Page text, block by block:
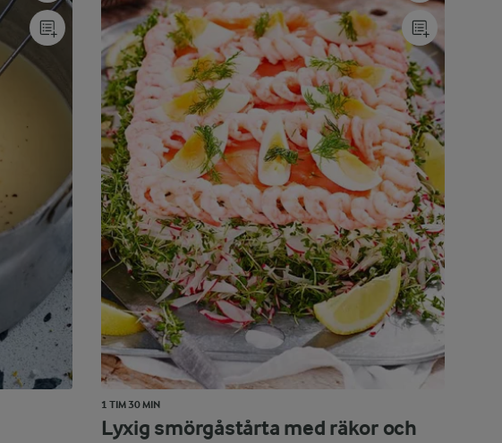
1 TIM 30 MIN
Lyxig smörgåstårta med räkor och